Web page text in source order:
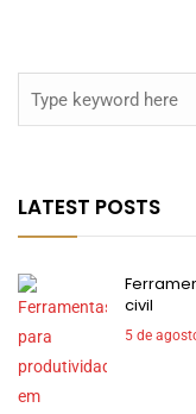
LATEST POSTS
civil
5 de